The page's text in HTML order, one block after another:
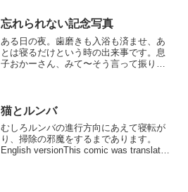
た二次創作のイラストで、フレークシー
ルを作ることにしました。たく...
忘れられない記念写真
ある日の夜。歯磨きも入浴も済ませ、あ
とは寝るだけという時の出来事です。息
子おかーさん、みて〜そう言って振り返
はできず、翌日の登園を迎...
猫とルンバ
むしろルンバの進行方向にあえて寝転が
り、掃除の邪魔をするまであります。
English versionThis comic was translated